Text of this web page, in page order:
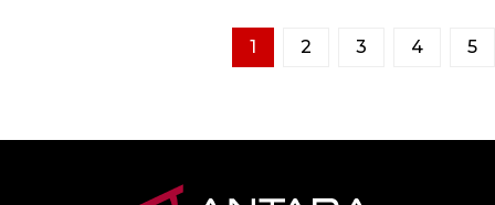
1 2 3 4 5